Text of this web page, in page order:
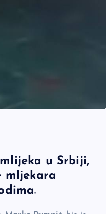
u Srbiji,
mljekara